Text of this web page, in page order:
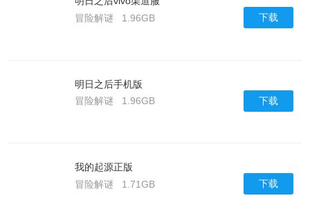
冒险解谜
1.96GB 下载
明日之后手机版
冒险解谜
1.96GB 下载
我的起源正版
冒险解谜
1.71GB 下载